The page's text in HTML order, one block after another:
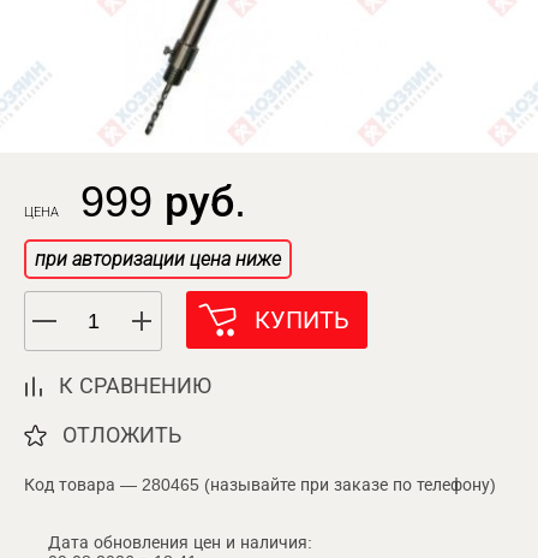
ЦЕНА 999 руб.
при авторизации цена ниже
КУПИТЬ
К СРАВНЕНИЮ
ОТЛОЖИТЬ
Код товара — 280465 (называйте при заказе по телефону)
Дата обновления цен и наличия: